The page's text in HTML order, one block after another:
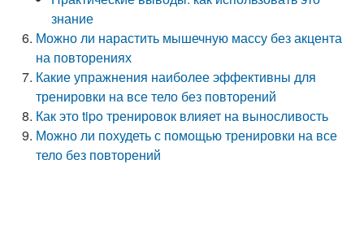
знание
Можно ли нарастить мышечную массу без акцента
на повторениях
Какие упражнения наиболее эффективны для
тренировки на все тело без повторений
Как это tipo тренировок влияет на выносливость
Можно ли похудеть с помощью тренировки на все
тело без повторений